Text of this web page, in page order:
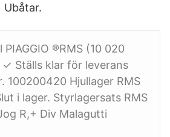
Ubåtar.
®RMS (10 020
Ställs klar för leverans
100200420 Hjullager RMS
i lager. Styrlagersats RMS
R,+ Div Malagutti